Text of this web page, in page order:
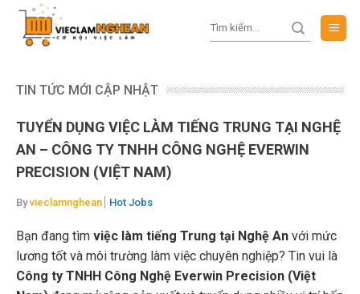
Skip
content
TIN TỨC MỚI CẬP NHẬT
TUYỂN DỤNG VIỆC LÀM TIẾNG TRUNG TẠI NGHỆ
AN – CÔNG TY TNHH CÔNG NGHỆ EVERWIN
PRECISION (VIỆT NAM)
Byvieclamnghean Hot Jobs
Bạn đang tìm việc làm tiếng Trung tại Nghệ An với mức
lương tốt và môi trường làm việc chuyên nghiệp? Tin vui là
Công ty TNHH Công Nghệ Everwin Precision (Việt